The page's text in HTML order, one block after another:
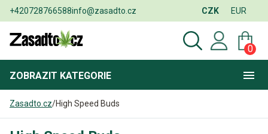
+420728766588info@zasadto.cz CZK EUR
0
ZOBRAZIT KATEGORIE
Zasadto.cz/High Speed Buds